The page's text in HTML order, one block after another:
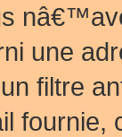
une
filtre
fournie,